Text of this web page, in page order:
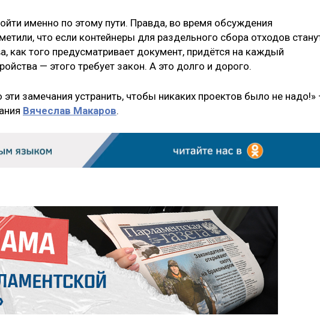
именно по этому пути. Правда, во время обсуждения
что если контейнеры для раздельного сбора отходов
как того предусматривает документ, придётся на каждый
— этого требует закон. А это долго и дорого.
замечания устранить, чтобы никаких проектов было не надо!»
Вячеслав Макаров.